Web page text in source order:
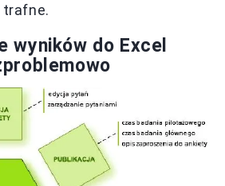
wyników do Excel